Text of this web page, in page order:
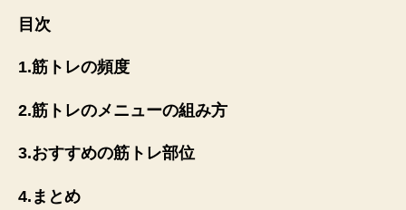
目次
1.筋トレの頻度
2.筋トレのメニューの組み方
3.おすすめの筋トレ部位
4.まとめ